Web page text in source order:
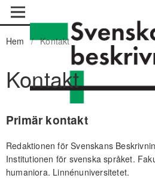
Hem / Kontakt
Kontakt
Primär kontakt
Redaktionen för Svenskans
Institutionen för svenska språket.
humaniora. Linnénuniversitetet.